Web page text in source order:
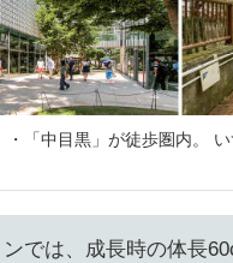
・「中目黒」が徒歩圏内。
では、成長時の体長